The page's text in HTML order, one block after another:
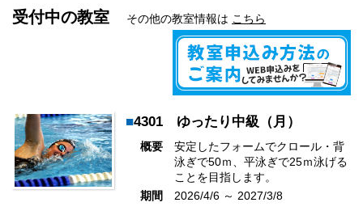
受付中の教室 その他の教室情報は こちら
■4301 ゆったり中級（月）
概要
安定したフォームでクロール・背
泳ぎで50ｍ、平泳ぎで25ｍ泳げる
ことを目指します。
期間
2026/4/6 ～ 2027/3/8